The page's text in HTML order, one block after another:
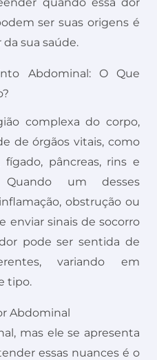
quando essa dor
ser suas origens é
sua saúde.
Abdominal: O Que
complexa do corpo,
de órgãos vitais, como
pâncreas, rins e
Quando um desses
obstrução ou
enviar sinais de socorro
pode ser sentida de
variando em
tipo.
Abdominal
mas ele se apresenta
essas nuances é o